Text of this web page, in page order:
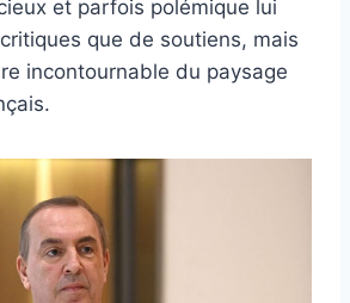
et parfois polémique lui
que de soutiens, mais
incontournable du paysage